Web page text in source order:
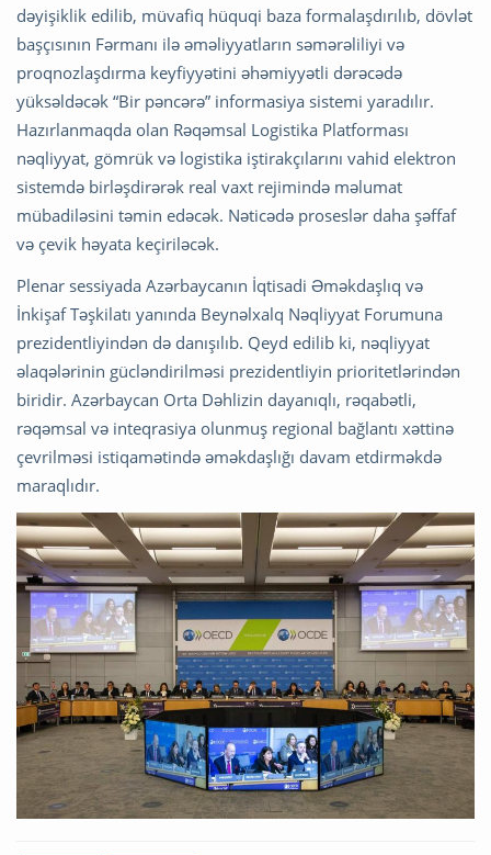
dəyişiklik edilib, müvafiq hüquqi baza formalaşdırılıb, dövlət
başçısının Fərmanı ilə əməliyyatların səmərəliliyi və
proqnozlaşdırma keyfiyyətini əhəmiyyətli dərəcədə
yüksəldəcək “Bir pəncərə” informasiya sistemi yaradılır.
Hazırlanmaqda olan Rəqəmsal Logistika Platforması
nəqliyyat, gömrük və logistika iştirakçılarını vahid elektron
sistemdə birləşdirərək real vaxt rejimində məlumat
mübadiləsini təmin edəcək. Nəticədə proseslər daha şəffaf
və çevik həyata keçiriləcək.
Plenar sessiyada Azərbaycanın İqtisadi Əməkdaşlıq və
İnkişaf Təşkilatı yanında Beynəlxalq Nəqliyyat Forumuna
prezidentliyindən də danışılıb. Qeyd edilib ki, nəqliyyat
əlaqələrinin gücləndirilməsi prezidentliyin prioritetlərindən
biridir. Azərbaycan Orta Dəhlizin dayanıqlı, rəqabətli,
rəqəmsal və inteqrasiya olunmuş regional bağlantı xəttinə
çevrilməsi istiqamətində əməkdaşlığı davam etdirməkdə
maraqlıdır.